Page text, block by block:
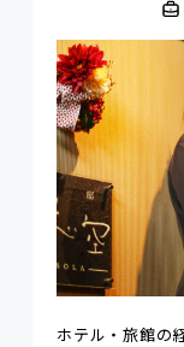
ホテル・旅館の